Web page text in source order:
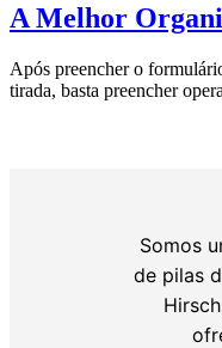
A Melhor
Após preencher o
tirada, basta preencher
Somos
de pilas